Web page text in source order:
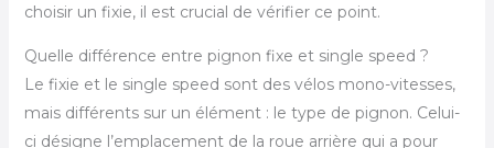
choisir un fixie, il est crucial de vérifier ce point.
Quelle différence entre pignon fixe et single speed ?
Le fixie et le single speed sont des vélos mono-vitesses,
mais différents sur un élément : le type de pignon. Celui-
ci désigne l’emplacement de la roue arrière qui a pour